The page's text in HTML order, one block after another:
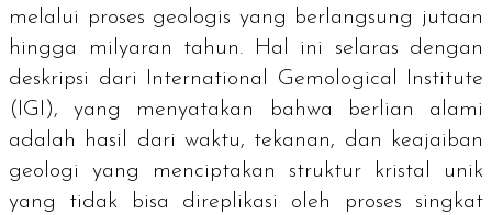
melalui proses geologis yang berlangsung jutaan
hingga milyaran tahun. Hal ini selaras dengan
deskripsi dari International Gemological Institute
(IGI), yang menyatakan bahwa berlian alami
adalah hasil dari waktu, tekanan, dan keajaiban
geologi yang menciptakan struktur kristal unik
yang tidak bisa direplikasi oleh proses singkat